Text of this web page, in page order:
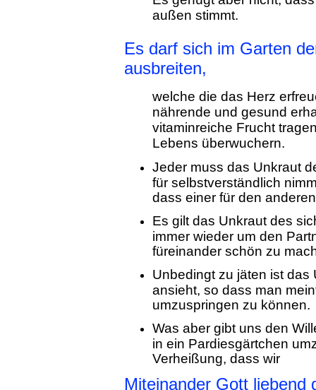
außen stimmt.
Es darf sich im Garten
ausbreiten,
welche die das Herz
nährende und gesund
vitaminreiche Frucht
Lebens überwuchern.
Jeder muss das Unkraut
für selbstverständlich
dass einer für den
Es gilt das Unkraut des
immer wieder um den
füreinander schön zu
Unbedingt zu jäten ist
ansieht, so dass man
umzuspringen zu können.
Was aber gibt uns den
in ein Pardiesgärtchen
Verheißung, dass wir
Miteinander Gott liebend